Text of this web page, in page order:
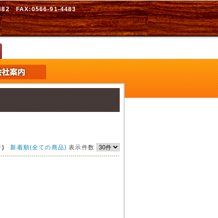
FAX:0566-91-4483
) 新着順(全ての商品) 表示件数